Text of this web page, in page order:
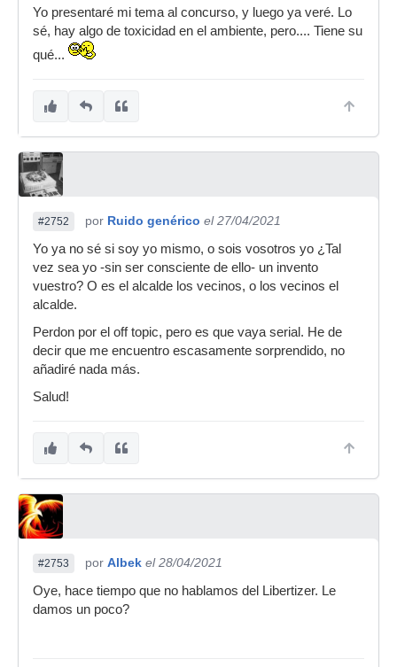
Yo presentaré mi tema al concurso, y luego ya veré. Lo
sé, hay algo de toxicidad en el ambiente, pero.... Tiene su
qué...
#2752 por Ruido genérico el 27/04/2021
Yo ya no sé si soy yo mismo, o sois vosotros yo ¿Tal
vez sea yo -sin ser consciente de ello- un invento
vuestro? O es el alcalde los vecinos, o los vecinos el
alcalde.
Perdon por el off topic, pero es que vaya serial. He de
decir que me encuentro escasamente sorprendido, no
añadiré nada más.
Salud!
#2753 por Albek el 28/04/2021
Oye, hace tiempo que no hablamos del Libertizer. Le
damos un poco?